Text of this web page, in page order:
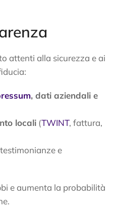
attenti alla sicurezza e ai
, dati aziendali e
locali (TWINT, fattura,
e
e aumenta la probabilità